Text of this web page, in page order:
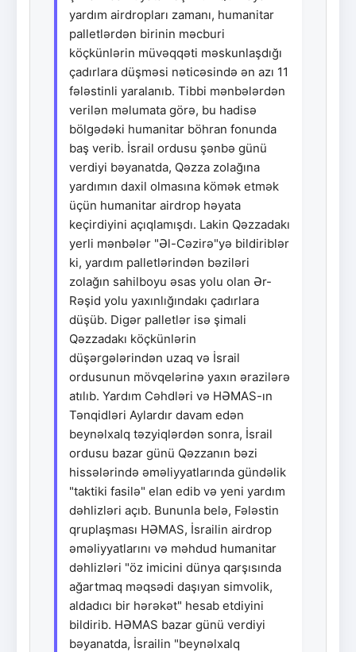
yardım airdropları zamanı, humanitar
palletlərdən birinin məcburi
köçkünlərin müvəqqəti məskunlaşdığı
çadırlara düşməsi nəticəsində ən azı 11
fələstinli yaralanıb. Tibbi mənbələrdən
verilən məlumata görə, bu hadisə
bölgədəki humanitar böhran fonunda
baş verib. İsrail ordusu şənbə günü
verdiyi bəyanatda, Qəzza zolağına
yardımın daxil olmasına kömək etmək
üçün humanitar airdrop həyata
keçirdiyini açıqlamışdı. Lakin Qəzzadakı
yerli mənbələr "Əl-Cəzirə"yə bildiriblər
ki, yardım palletlərindən bəziləri
zolağın sahilboyu əsas yolu olan Ər-
Rəşid yolu yaxınlığındakı çadırlara
düşüb. Digər palletlər isə şimali
Qəzzadakı köçkünlərin
düşərgələrindən uzaq və İsrail
ordusunun mövqelərinə yaxın ərazilərə
atılıb. Yardım Cəhdləri və HƏMAS-ın
Tənqidləri Aylardır davam edən
beynəlxalq təzyiqlərdən sonra, İsrail
ordusu bazar günü Qəzzanın bəzi
hissələrində əməliyyatlarında gündəlik
"taktiki fasilə" elan edib və yeni yardım
dəhlizləri açıb. Bununla belə, Fələstin
qruplaşması HƏMAS, İsrailin airdrop
əməliyyatlarını və məhdud humanitar
dəhlizləri "öz imicini dünya qarşısında
ağartmaq məqsədi daşıyan simvolik,
aldadıcı bir hərəkət" hesab etdiyini
bildirib. HƏMAS bazar günü verdiyi
bəyanatda, İsrailin "beynəlxalq